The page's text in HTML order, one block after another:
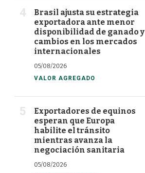
Brasil ajusta su estrategia
exportadora ante menor
disponibilidad de ganado y
cambios en los mercados
internacionales
05/08/2026
VALOR AGREGADO
Exportadores de equinos
esperan que Europa
habilite el tránsito
mientras avanza la
negociación sanitaria
05/08/2026